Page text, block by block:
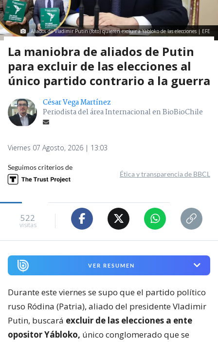
Aliados de Vladimir Putin (foto) quieren excluir a Yábloko de las elecciones | EFE
La maniobra de aliados de Putin
para excluir de las elecciones al
único partido contrario a la guerra
César Vega Martínez
Periodista del área Internacional en BioBioChile
Viernes 07 Agosto, 2026 | 13:03
Seguimos criterios de
Ética y transparencia de BBCL
522
visitas
VER RESUMEN
Durante este viernes se supo que el partido político
ruso Ródina (Patria), aliado del presidente Vladimir
Putin, buscará excluir de las elecciones a ente
opositor Yábloko, único conglomerado que se